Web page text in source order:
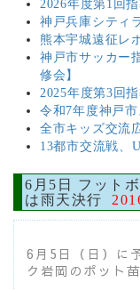
2026年度第1回
神戸兵庫シティ
熊本宇城遠征レ
神戸市サッカー
修会】
2025年度第3回
令和7年度神戸
全市キッズ交流
13都市交流戦、
6月5日 フット
は雨天決行
6月5日（日）に
ク岩岡のポット